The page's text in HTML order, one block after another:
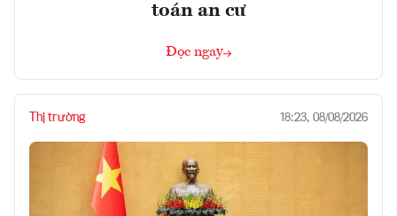
toán an cư
Đọc ngay
Thị trường 18:23, 08/08/2026